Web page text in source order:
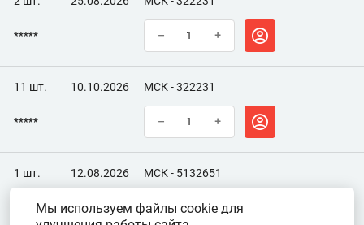
***** – +
11 шт. 10.10.2026 МСК - 322231
***** – +
1 шт. 12.08.2026 МСК - 5132651
***** – +
Мы используем файлы cookie для